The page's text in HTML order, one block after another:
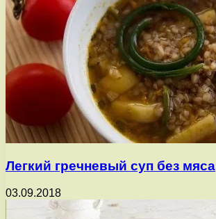
Легкий гречневый суп без мяса
03.09.2018